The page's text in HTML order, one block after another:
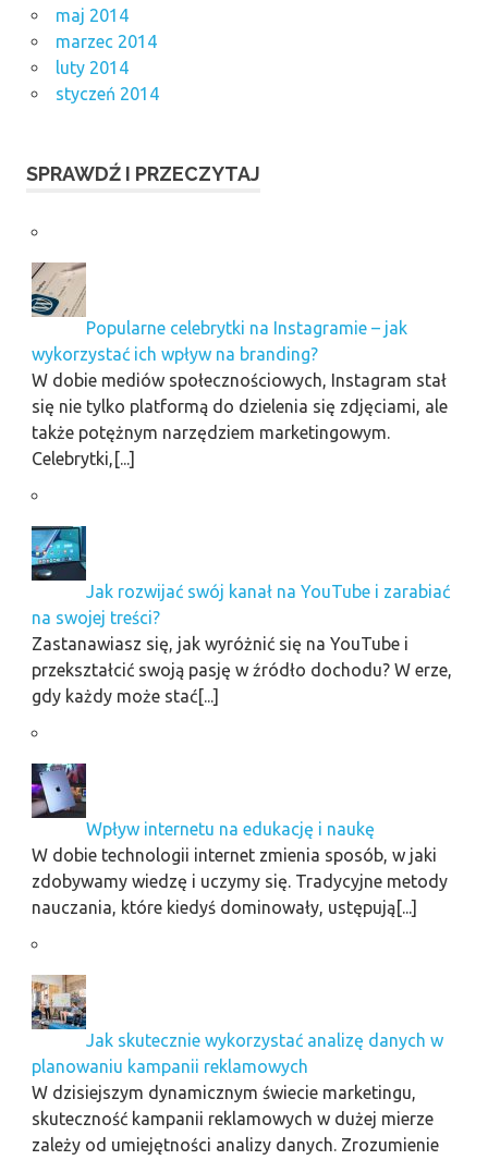
maj 2014
marzec 2014
luty 2014
styczeń 2014
SPRAWDŹ I PRZECZYTAJ
Popularne celebrytki na Instagramie – jak
wykorzystać ich wpływ na branding?
W dobie mediów społecznościowych, Instagram stał
się nie tylko platformą do dzielenia się zdjęciami, ale
także potężnym narzędziem marketingowym.
Celebrytki,[...]
Jak rozwijać swój kanał na YouTube i zarabiać
na swojej treści?
Zastanawiasz się, jak wyróżnić się na YouTube i
przekształcić swoją pasję w źródło dochodu? W erze,
gdy każdy może stać[...]
Wpływ internetu na edukację i naukę
W dobie technologii internet zmienia sposób, w jaki
zdobywamy wiedzę i uczymy się. Tradycyjne metody
nauczania, które kiedyś dominowały, ustępują[...]
Jak skutecznie wykorzystać analizę danych w
planowaniu kampanii reklamowych
W dzisiejszym dynamicznym świecie marketingu,
skuteczność kampanii reklamowych w dużej mierze
zależy od umiejętności analizy danych. Zrozumienie